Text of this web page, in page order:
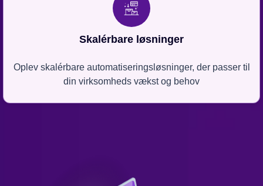
Skalérbare løsninger
Oplev skalérbare automatiseringsløsninger, der passer til
din virksomheds vækst og behov